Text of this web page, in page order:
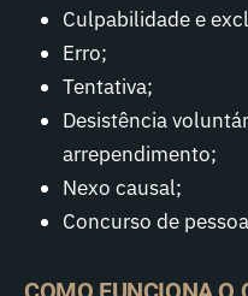
Culpabilidade e
Erro;
Tentativa;
Desistência
arrependimento;
Nexo causal;
Concurso de